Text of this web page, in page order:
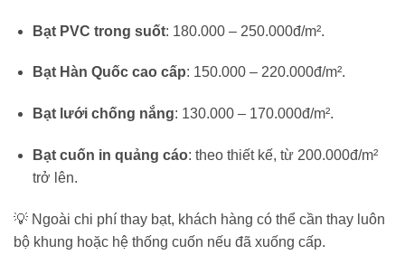
Bạt PVC trong suốt: 180.000 – 250.000đ/m².
Bạt Hàn Quốc cao cấp: 150.000 – 220.000đ/m².
Bạt lưới chống nắng: 130.000 – 170.000đ/m².
Bạt cuốn in quảng cáo: theo thiết kế, từ 200.000đ/m²
trở lên.
💡 Ngoài chi phí thay bạt, khách hàng có thể cần thay luôn
bộ khung hoặc hệ thống cuốn nếu đã xuống cấp.